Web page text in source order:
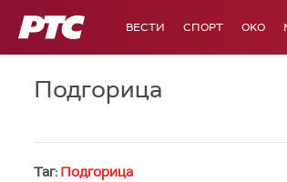
РТС ВЕСТИ СПОРТ OKO
Подгорица
Таг: Подгорица